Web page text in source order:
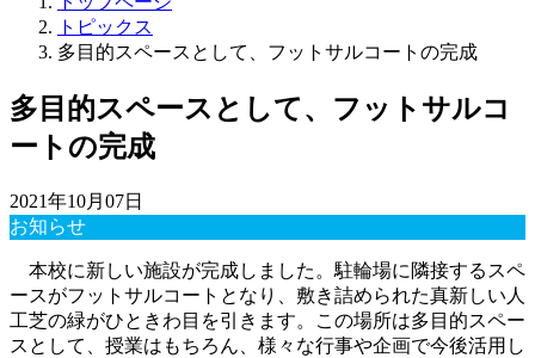
トピックス
多目的スペースとして、フットサルコートの完成
多目的スペースとして、フットサルコ
ートの完成
2021年10月07日
お知らせ
本校に新しい施設が完成しました。駐輪場に隣接するスペ
ースがフットサルコートとなり、敷き詰められた真新しい人
工芝の緑がひときわ目を引きます。この場所は多目的スペー
スとして、授業はもちろん、様々な行事や企画で今後活用し